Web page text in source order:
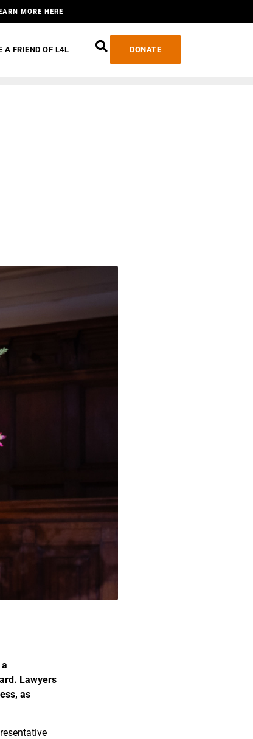
MORE HERE
A FRIEND OF L4L DONATE
Lawyers
as